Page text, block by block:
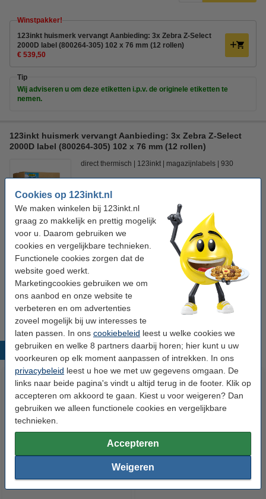
Cookies op 123inkt.nl
We maken winkelen bij 123inkt.nl
graag zo makkelijk en prettig mogelijk
voor u. Daarom gebruiken we
cookies en vergelijkbare technieken.
Functionele cookies zorgen dat de
website goed werkt.
Marketingcookies gebruiken we om
ons aanbod en onze website te
verbeteren en om advertenties
zoveel mogelijk bij uw interesses te
laten passen. In ons cookiebeleid leest u welke cookies we
gebruiken en welke 8 partners daarbij horen; hier kunt u uw
voorkeuren op elk moment aanpassen of intrekken. In ons
privacybeleid leest u hoe we met uw gegevens omgaan. De
links naar beide pagina's vindt u altijd terug in de footer. Klik op
accepteren om akkoord te gaan. Kiest u voor weigeren? Dan
gebruiken we alleen functionele cookies en vergelijkbare
technieken.
Accepteren
Weigeren
Winstpakker!
123inkt huismerk vervangt Aanbieding: 3x Zebra Z-Select
2000D label (800264-305) 102 x 76 mm (12 rollen)
€ 539,50
Tip
Wij adviseren u om deze etiketten i.p.v. de originele etiketten te
nemen.
123inkt huismerk vervangt Aanbieding: 3x Zebra Z-Select
2000D label (800264-305) 102 x 76 mm (12 rollen)
direct thermisch 123inkt magazijnlabels 930
Direct leverbaar
Morgen in huis
Prijs per label
€ 539,50 Bestellen
Tip
Wij adviseren u om deze etiketten i.p.v. de originele etiketten te
nemen.
Populaire producten
123accu Xtreme Power MN1500
Credit